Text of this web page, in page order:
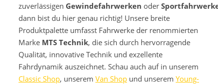
zuverlässigen Gewindefahrwerken oder
dann bist du hier genau richtig! Unsere breite
Produktpalette umfasst Fahrwerke der renommierten
Marke MTS Technik, die sich durch hervorragende
Qualität, innovative Technik und exzellente
Fahrdynamik auszeichnet. Schau auch auf in unserem
Classic Shop, unserem Van Shop und unserem Young-